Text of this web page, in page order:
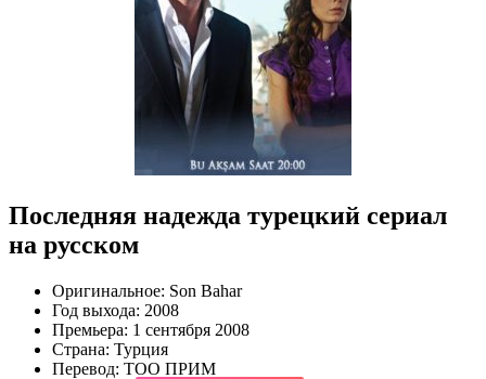
Последняя надежда турецкий сериал
на русском
Оригинальное: Son Bahar
Год выхода: 2008
Премьера: 1 сентября 2008
Страна: Турция
Перевод: ТОО ПРИМ